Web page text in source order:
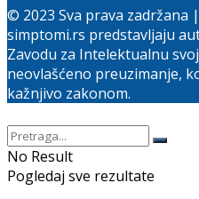
© 2023 Sva prava zadržana
simptomi.rs predstavljaju
Zavodu za Intelektualnu
neovlašćeno preuzimanje,
kažnjivo zakonom.
No Result
Pogledaj sve rezultate